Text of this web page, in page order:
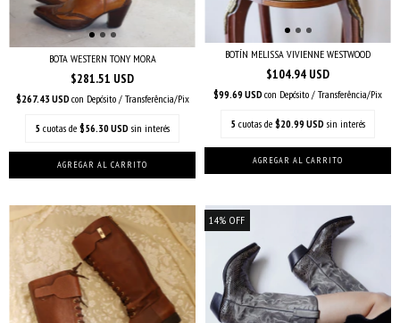
BOTA WESTERN TONY MORA
$281.51 USD
$267.43 USD con Depósito / Transferência/Pix
5 cuotas de $56.30 USD sin interés
BOTÍN MELISSA VIVIENNE WESTWOOD
$104.94 USD
$99.69 USD con Depósito / Transferência/Pix
5 cuotas de $20.99 USD sin interés
14% OFF